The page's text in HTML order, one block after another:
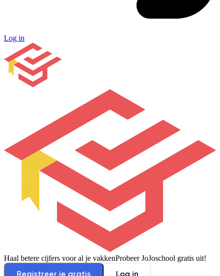
Log in
Haal betere cijfers voor al je vakkenProbeer JoJoschool gratis uit!
Registreer je gratis Log in